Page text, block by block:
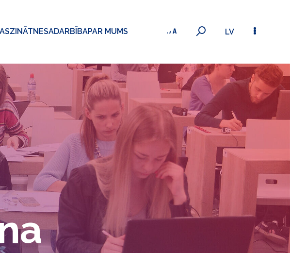
ZINĀTNESADARBĪBAPAR MUMS LV